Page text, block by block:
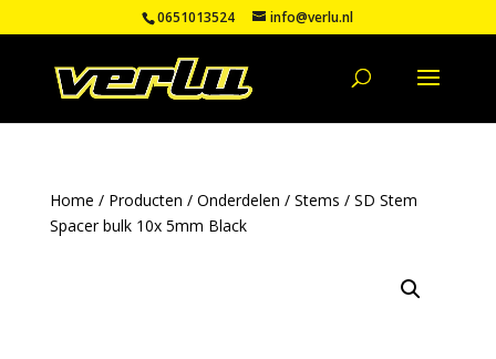
0651013524 info@verlu.nl
Home / Producten / Onderdelen / Stems / SD Stem
Spacer bulk 10x 5mm Black